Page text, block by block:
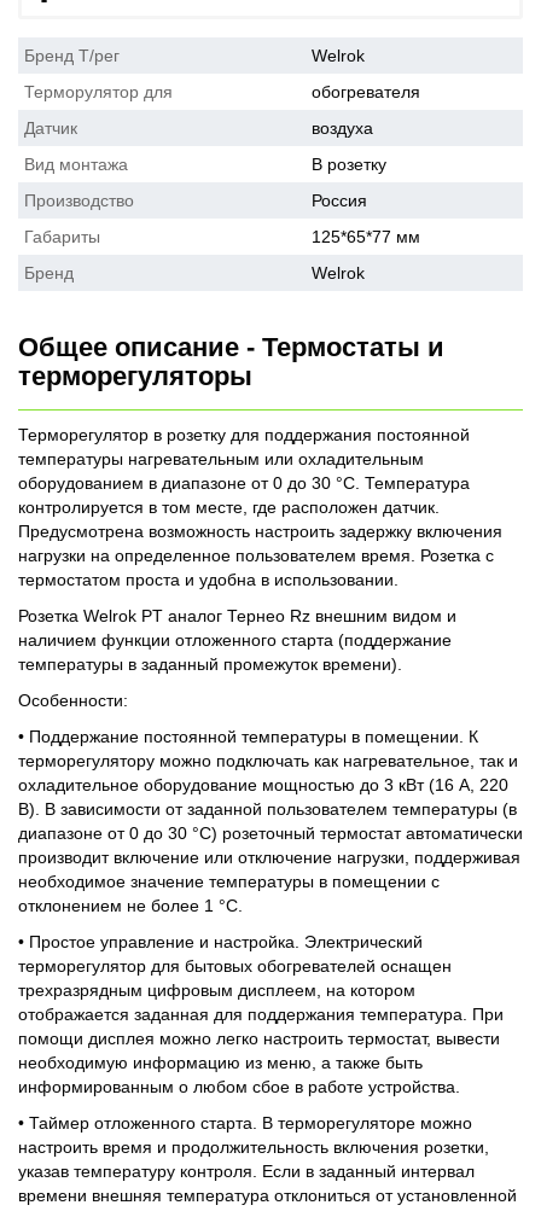
Бренд Т/рег
Welrok
Терморулятор для
обогревателя
Датчик
воздуха
Вид монтажа
В розетку
Производство
Россия
Габариты
125*65*77 мм
Бренд
Welrok
Общее описание - Термостаты и
терморегуляторы
Терморегулятор в розетку для поддержания постоянной
температуры нагревательным или охладительным
оборудованием в диапазоне от 0 до 30 °С. Температура
контролируется в том месте, где расположен датчик.
Предусмотрена возможность настроить задержку включения
нагрузки на определенное пользователем время. Розетка с
термостатом проста и удобна в использовании.
Розетка Welrok PT аналог Тернео Rz внешним видом и
наличием функции отложенного старта (поддержание
температуры в заданный промежуток времени).
Особенности:
• Поддержание постоянной температуры в помещении. К
терморегулятору можно подключать как нагревательное, так и
охладительное оборудование мощностью до 3 кВт (16 А, 220
В). В зависимости от заданной пользователем температуры (в
диапазоне от 0 до 30 °С) розеточный термостат автоматически
производит включение или отключение нагрузки, поддерживая
необходимое значение температуры в помещении с
отклонением не более 1 °С.
• Простое управление и настройка. Электрический
терморегулятор для бытовых обогревателей оснащен
трехразрядным цифровым дисплеем, на котором
отображается заданная для поддержания температура. При
помощи дисплея можно легко настроить термостат, вывести
необходимую информацию из меню, а также быть
информированным о любом сбое в работе устройства.
• Таймер отложенного старта. В терморегуляторе можно
настроить время и продолжительность включения розетки,
указав температуру контроля. Если в заданный интервал
времени внешняя температура отклониться от установленной